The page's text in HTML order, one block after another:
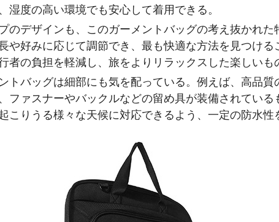
度の高い環境でも安心して着用できる。
のデザインも、このガーメントバッグの考え抜かれ
や好みに応じて調節でき、最も快適な方法を見つけ
者の負担を軽減し、旅をよりリラックスした楽しいも
トバッグは細部にも気を配っている。例えば、高品
ファスナーやバックルなどの留め具が装備されてい
こりうる様々な天候に対応できるよう、一定の防水性